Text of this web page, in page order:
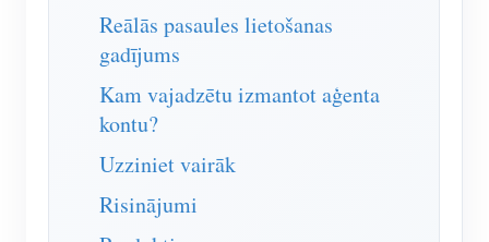
Reālās pasaules lietošanas
gadījums
Kam vajadzētu izmantot aģenta
kontu?
Uzziniet vairāk
Risinājumi